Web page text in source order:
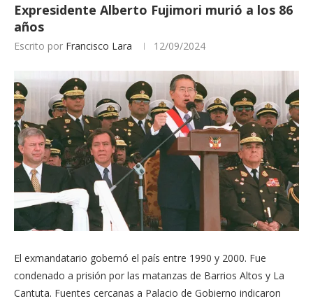
Expresidente Alberto Fujimori murió a los 86
años
Escrito por Francisco Lara 12/09/2024
El exmandatario gobernó el país entre 1990 y 2000. Fue
condenado a prisión por las matanzas de Barrios Altos y La
Cantuta. Fuentes cercanas a Palacio de Gobierno indicaron